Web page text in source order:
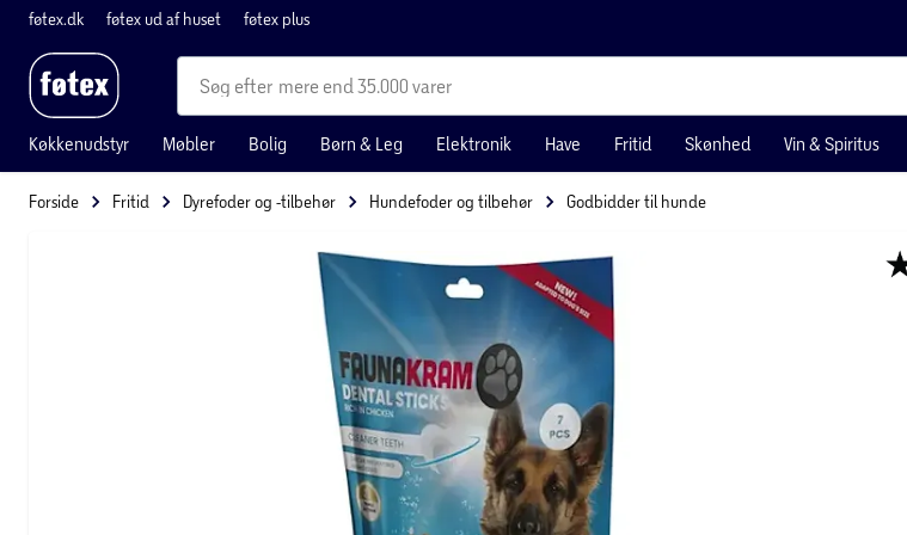
føtex.dk føtex ud af huset føtex plus
mere end 35.000 varer
Køkkenudstyr Møbler Bolig Børn & Leg Elektronik Have Fritid Skønhed Vin & Spiritus
Forside Fritid Dyrefoder og -tilbehør Hundefoder og tilbehør Godbidder til hunde